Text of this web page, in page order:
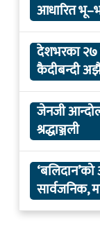
आधारित
देशभरका २७
कैदीबन्दी
जेनजी
श्रद्धाञ्जली
सार्वजनिक,